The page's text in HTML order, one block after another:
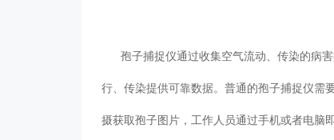
孢子捕捉仪通过收集空气流动、传染的病害病
行、传染提供可靠数据。普通的孢子捕
摄获取孢子图片，工作人员通过手机或者电脑